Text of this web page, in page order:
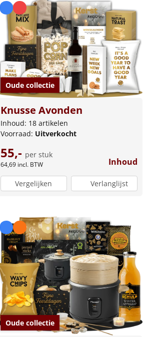
Oude collectie
Knusse Avonden
Inhoud: 18 artikelen
Voorraad: Uitverkocht
55,- per stuk
64,69 incl. BTW Inhoud
Vergelijken Verlanglijst
Oude collectie